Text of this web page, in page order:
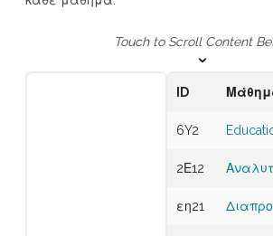
Touch to Scroll Content
ID
6Y2
2Ε12
εη21